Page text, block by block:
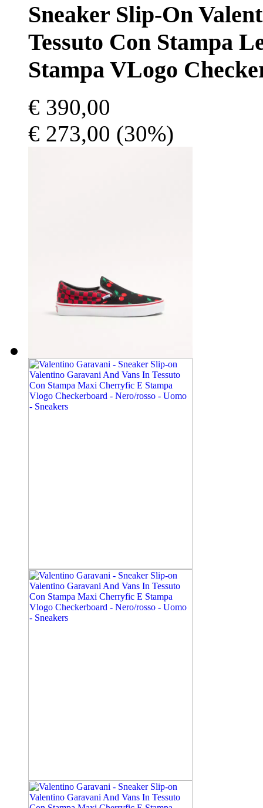
Sneaker Slip-On
Tessuto Con Stampa
Stampa VLogo
€ 390,00
€ 273,00 (30%)